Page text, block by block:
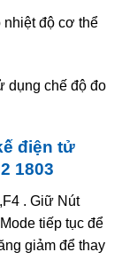
nhiệt độ cơ thể
dụng chế độ đo
điện tử
1803
. Giữ Nút
tiếp tục để
giảm để thay